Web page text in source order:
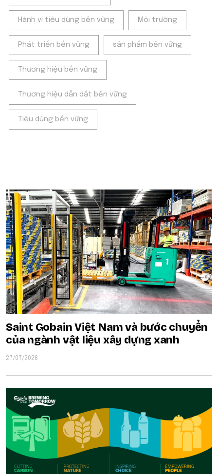
Hành vi tiêu dùng bền vững Môi trường
Phát triển bền vững sản phẩm bền vững
Thương hiệu bền vững
Thương hiệu dẫn dắt bền vững
Tiêu dùng bền vững
Saint Gobain Việt Nam và bước chuyển
của ngành vật liệu xây dựng xanh
27/07/2026